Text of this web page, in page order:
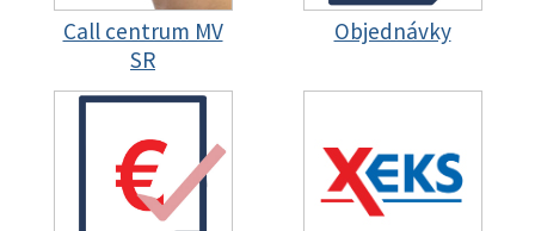
Call centrum MV
SR
Objednávky